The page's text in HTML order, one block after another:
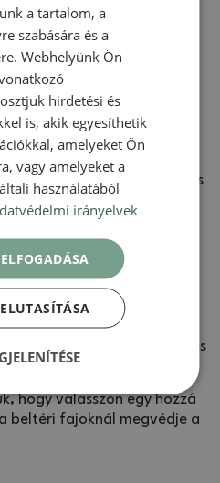
1 2
tálakat és
színű és
, így a kezdők és az igényes
valamit.
, így biztosítva teljes
hosszú élettartamukat a
és tartós műanyag
ideálisak a termesztés és
hogy válasszon egy hozzá
beltéri fajoknál megvédje a
a tartalom, a
szabására és a
Webhelyünk Ön
hirdetési és
is, akik egyesíthetik
amelyeket Ön
vagy amelyeket a
használatából
irányelvek